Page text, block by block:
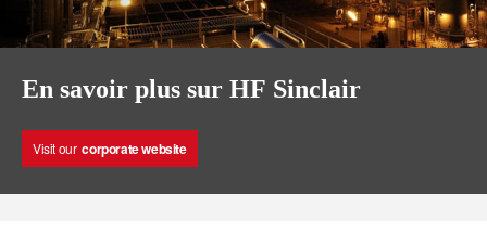
En savoir plus sur HF Sinclair
Visit our corporate website